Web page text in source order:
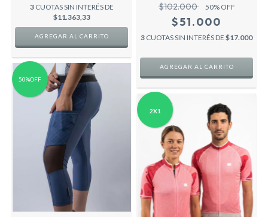
3 CUOTAS SIN INTERÉS DE
$11.363,33
AGREGAR AL CARRITO
$102.000 50% OFF
$51.000
3 CUOTAS SIN INTERÉS DE $17.000
AGREGAR AL CARRITO
50%OFF
2X1